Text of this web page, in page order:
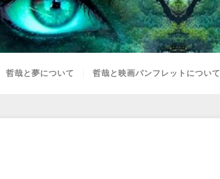
哲哉と夢について 哲哉と映画パンフレットについて